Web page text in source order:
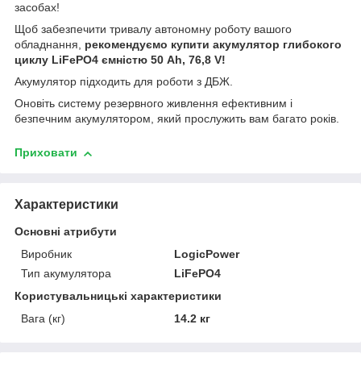
засобах!
Щоб забезпечити тривалу автономну роботу вашого
обладнання, рекомендуємо купити акумулятор глибокого
циклу LiFePO4 ємністю 50 Ah, 76,8 V!
Акумулятор підходить для роботи з ДБЖ.
Оновіть систему резервного живлення ефективним і
безпечним акумулятором, який прослужить вам багато років.
Приховати
Характеристики
Основні атрибути
Виробник
LogicPower
Тип акумулятора
LiFePO4
Користувальницькі характеристики
Вага (кг)
14.2 кг